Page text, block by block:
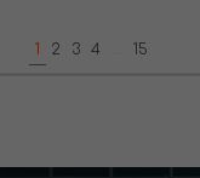
1 2 3 4 15